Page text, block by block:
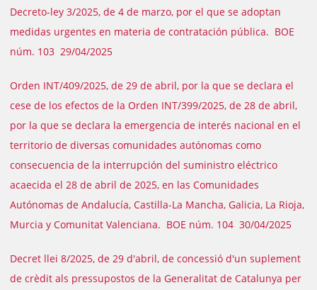
Decreto-ley 3/2025, de 4 de marzo, por el que se adoptan
medidas urgentes en materia de contratación pública. BOE
núm. 103 29/04/2025
Orden INT/409/2025, de 29 de abril, por la que se declara el
cese de los efectos de la Orden INT/399/2025, de 28 de abril,
por la que se declara la emergencia de interés nacional en el
territorio de diversas comunidades autónomas como
consecuencia de la interrupción del suministro eléctrico
acaecida el 28 de abril de 2025, en las Comunidades
Autónomas de Andalucía, Castilla-La Mancha, Galicia, La Rioja,
Murcia y Comunitat Valenciana. BOE núm. 104 30/04/2025
Decret llei 8/2025, de 29 d'abril, de concessió d'un suplement
de crèdit als pressupostos de la Generalitat de Catalunya per